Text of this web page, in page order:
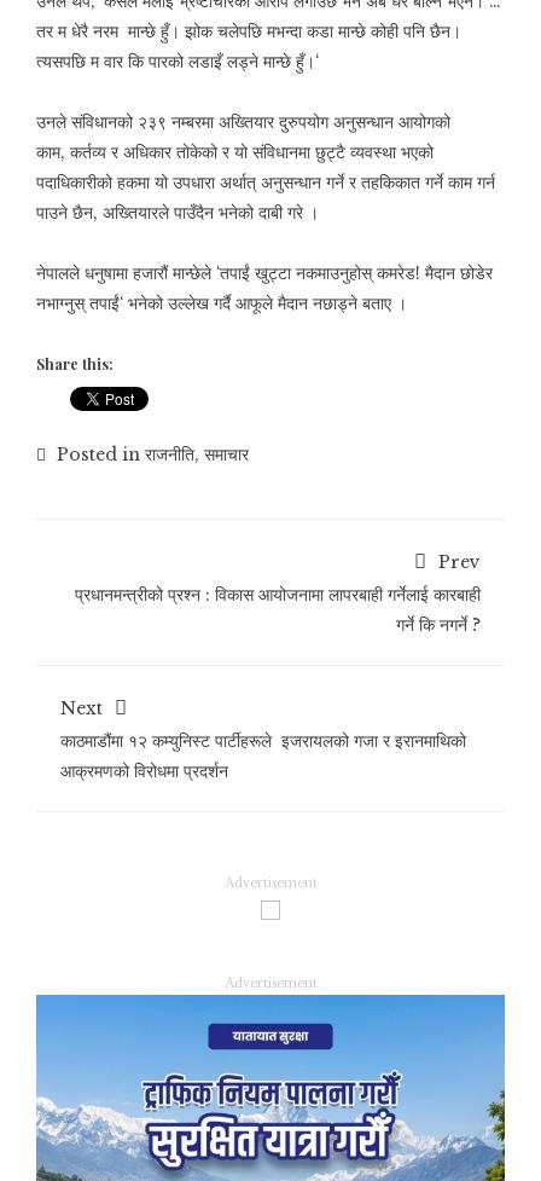
तर म धेरै नरम मान्छे हुँ। झोक चलेपछि मभन्दा कडा मान्छे कोही पनि छैन।
त्यसपछि म वार कि पारको लडाइँ लड्ने मान्छे हुँ।‘
उनले संविधानको २३९ नम्बरमा अख्तियार दुरुपयोग अनुसन्धान आयोगको
काम, कर्तव्य र अधिकार तोकेको र यो संविधानमा छुट्टै व्यवस्था भएको
पदाधिकारीको हकमा यो उपधारा अर्थात् अनुसन्धान गर्ने र तहकिकात गर्ने काम गर्न
पाउने छैन, अख्तियारले पाउँदैन भनेको दाबी गरे ।
नेपालले धनुषामा हजारौं मान्छेले ‘तपाईं खुट्टा नकमाउनुहोस् कमरेड! मैदान छोडेर
नभाग्नुस् तपाईं‘ भनेको उल्लेख गर्दै आफूले मैदान नछाड्ने बताए ।
Share this:
Posted in राजनीति, समाचार
Prev
प्रधानमन्त्रीको प्रश्न : विकास आयोजनामा लापरबाही गर्नेलाई कारबाही
गर्ने कि नगर्ने ?
Next
काठमाडौंमा १२ कम्युनिस्ट पार्टीहरूले इजरायलको गजा र इरानमाथिको
आक्रमणको विरोधमा प्रदर्शन
Advertisement
Advertisement